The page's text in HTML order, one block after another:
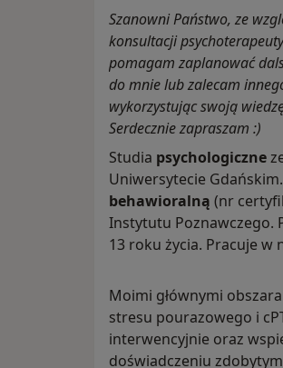
Szanowni Państwo, ze
konsultacji
pomagam zaplanować
do mnie lub zalecam
wykorzystując swoją
Serdecznie zapraszam :)
Studia psychologiczne
Uniwersytecie Gdańskim.
behawioralną (nr
Instytutu Poznawczego.
13 roku życia. Pracuje
Moimi głównymi
stresu pourazowego i
interwencyjnie oraz
doświadczeniu